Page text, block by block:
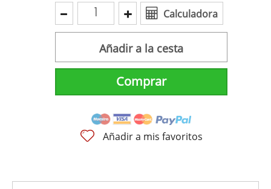
Calculadora
Añadir a la cesta
Comprar
Añadir a mis favoritos